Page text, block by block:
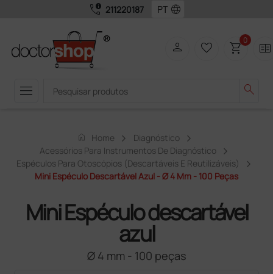
call_quality 211220187 language
menu search
person favorite_border shopping_cart0 two_pager
home Home
Diagnóstico
Acessórios Para Instrumentos De Diagnóstico
Espéculos Para Otoscópios (descartáveis ​​e Reutilizáveis)
Mini Espéculo Descartável Azul - Ø 4 Mm - 100 Peças
Mini Espéculo descartável
azul
Ø 4 mm - 100 peças